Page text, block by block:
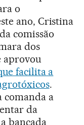
o
ano, Cristina
comissão
dos
aprovou
facilita a
.
comanda a
da
bancada